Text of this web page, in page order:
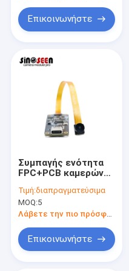
Επικοινωνήστε
Συμπαγής ενότητα
FPC+PCB καμερών
που σχεδιάζεται για
τη βιομηχανική
δοκιμή
Τιμή:διαπραγματεύσιμα
MOQ:5
Λάβετε την πιο πρόσφατη τιμή
Επικοινωνήστε